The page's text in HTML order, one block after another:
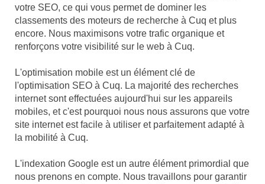
votre SEO, ce qui vous permet de dominer les
classements des moteurs de recherche à Cuq et plus
encore. Nous maximisons votre trafic organique et
renforçons votre visibilité sur le web à Cuq.
L'optimisation mobile est un élément clé de
l'optimisation SEO à Cuq. La majorité des recherches
internet sont effectuées aujourd'hui sur les appareils
mobiles, et c'est pourquoi nous nous assurons que votre
site internet est facile à utiliser et parfaitement adapté à
la mobilité à Cuq.
L'indexation Google est un autre élément primordial que
nous prenons en compte. Nous travaillons pour garantir